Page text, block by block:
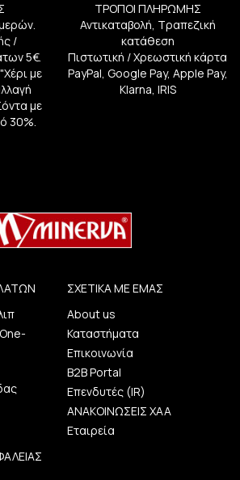
/
5€.
με
με
30%.
ΤΡΟΠΟΙ ΠΛΗΡΩΜΗΣ
Αντικαταβολή, Τραπεζική
κατάθεση
Πιστωτική / Χρεωστική κάρτα
PayPal, Google Pay, Apple Pay,
Klarna, IRIS
ΣΧΕΤΙΚΑ ΜΕ ΕΜΑΣ
About us
Καταστήματα
Επικοινωνία
B2B Portal
Επενδυτές (IR)
ΑΝΑΚΟΙΝΩΣΕΙΣ ΧΑΑ
Εταιρεία